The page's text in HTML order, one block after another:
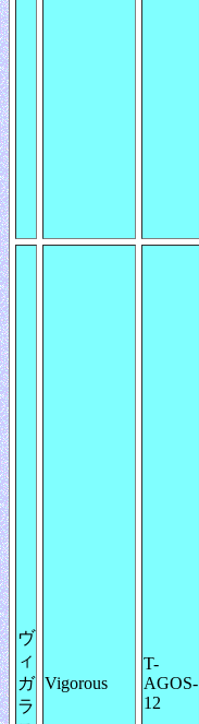
ヴ
ィ
ガ
ラ
Vigorous
T-
AGOS-
12